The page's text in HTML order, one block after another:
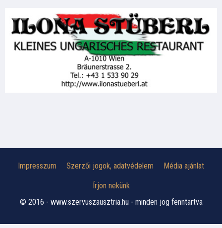
Impresszum Szerzői jogok, adatvédelem Média ajánlat
Írjon nekünk
© 2016 - www.szervuszausztria.hu - minden jog fenntartva